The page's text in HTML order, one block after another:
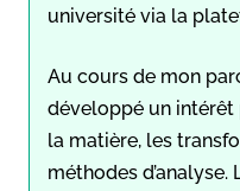
université via la
Au cours de mon
développé un intérêt
la matière, les
méthodes d’analyse.